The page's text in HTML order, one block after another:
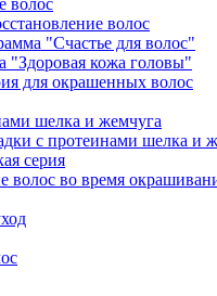
волос
волос
"Счастье для волос"
"Здоровая кожа головы"
для окрашенных волос
шелка и жемчуга
с протеинами шелка и
серия
волос во время